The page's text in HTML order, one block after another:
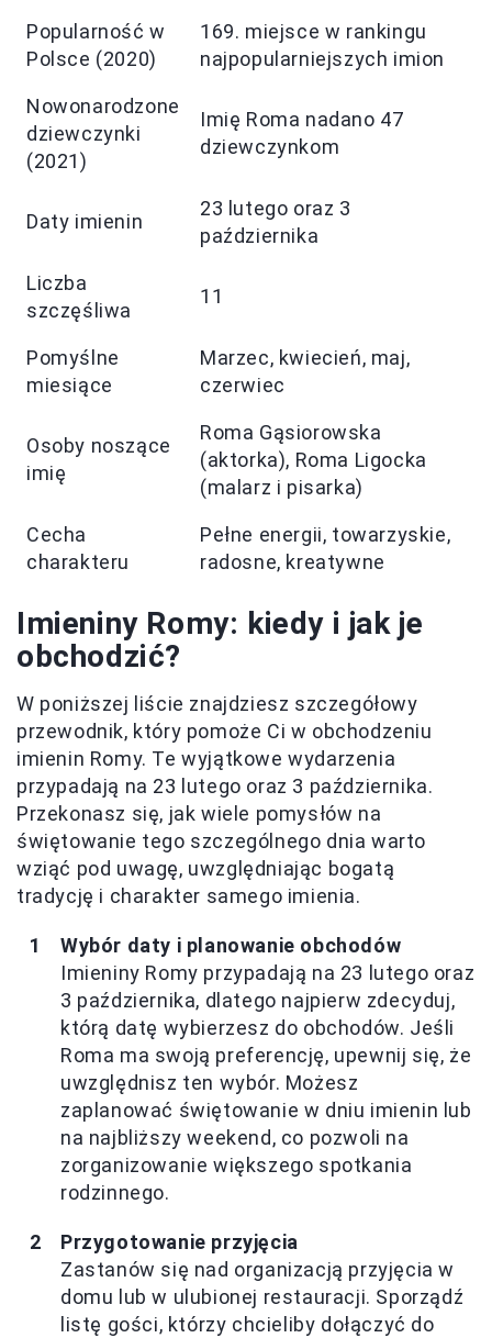
Popularność w
Polsce (2020)
169. miejsce w rankingu
najpopularniejszych imion
Nowonarodzone
dziewczynki
(2021)
Imię Roma nadano 47
dziewczynkom
Daty imienin
23 lutego oraz 3
października
Liczba
szczęśliwa
11
Pomyślne
miesiące
Marzec, kwiecień, maj,
czerwiec
Osoby noszące
imię
Roma Gąsiorowska
(aktorka), Roma Ligocka
(malarz i pisarka)
Cecha
charakteru
Pełne energii, towarzyskie,
radosne, kreatywne
Imieniny Romy: kiedy i jak je
obchodzić?
W poniższej liście znajdziesz szczegółowy
przewodnik, który pomoże Ci w obchodzeniu
imienin Romy. Te wyjątkowe wydarzenia
przypadają na 23 lutego oraz 3 października.
Przekonasz się, jak wiele pomysłów na
świętowanie tego szczególnego dnia warto
wziąć pod uwagę, uwzględniając bogatą
tradycję i charakter samego imienia.
Wybór daty i planowanie obchodów
Imieniny Romy przypadają na 23 lutego oraz
3 października, dlatego najpierw zdecyduj,
którą datę wybierzesz do obchodów. Jeśli
Roma ma swoją preferencję, upewnij się, że
uwzględnisz ten wybór. Możesz
zaplanować świętowanie w dniu imienin lub
na najbliższy weekend, co pozwoli na
zorganizowanie większego spotkania
rodzinnego.
Przygotowanie przyjęcia
Zastanów się nad organizacją przyjęcia w
domu lub w ulubionej restauracji. Sporządź
listę gości, którzy chcieliby dołączyć do